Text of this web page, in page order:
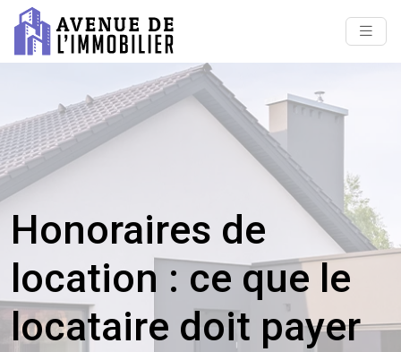
Honoraires de
location : ce que le
locataire doit payer